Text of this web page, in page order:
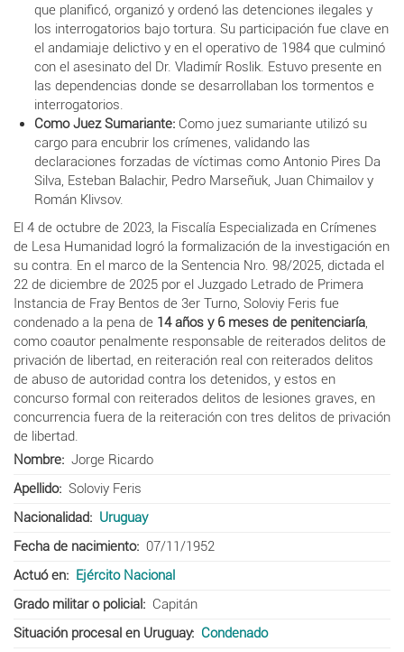
que planificó, organizó y ordenó las detenciones ilegales y
los interrogatorios bajo tortura. Su participación fue clave en
el andamiaje delictivo y en el operativo de 1984 que culminó
con el asesinato del Dr. Vladimír Roslik. Estuvo presente en
las dependencias donde se desarrollaban los tormentos e
interrogatorios.
Como Juez Sumariante:Como juez sumariante utilizó su
cargo para encubrir los crímenes, validando las
declaraciones forzadas de víctimas como Antonio Pires Da
Silva, Esteban Balachir, Pedro Marseñuk, Juan Chimailov y
Román Klivsov.
El 4 de octubre de 2023, la Fiscalía Especializada en Crímenes
de Lesa Humanidad logró la formalización de la investigación en
su contra. En el marco de la Sentencia Nro. 98/2025, dictada el
22 de diciembre de 2025 por el Juzgado Letrado de Primera
Instancia de Fray Bentos de 3er Turno, Soloviy Feris fue
condenado a la pena de 14 años y 6 meses de penitenciaría,
como coautor penalmente responsable de reiterados delitos de
privación de libertad, en reiteración real con reiterados delitos
de abuso de autoridad contra los detenidos, y estos en
concurso formal con reiterados delitos de lesiones graves, en
concurrencia fuera de la reiteración con tres delitos de privación
de libertad.
Nombre
Jorge Ricardo
Apellido
Soloviy Feris
Nacionalidad
Uruguay
Fecha de nacimiento
07/11/1952
Actuó en
Ejército Nacional
Grado militar o policial
Capitán
Situación procesal en Uruguay
Condenado